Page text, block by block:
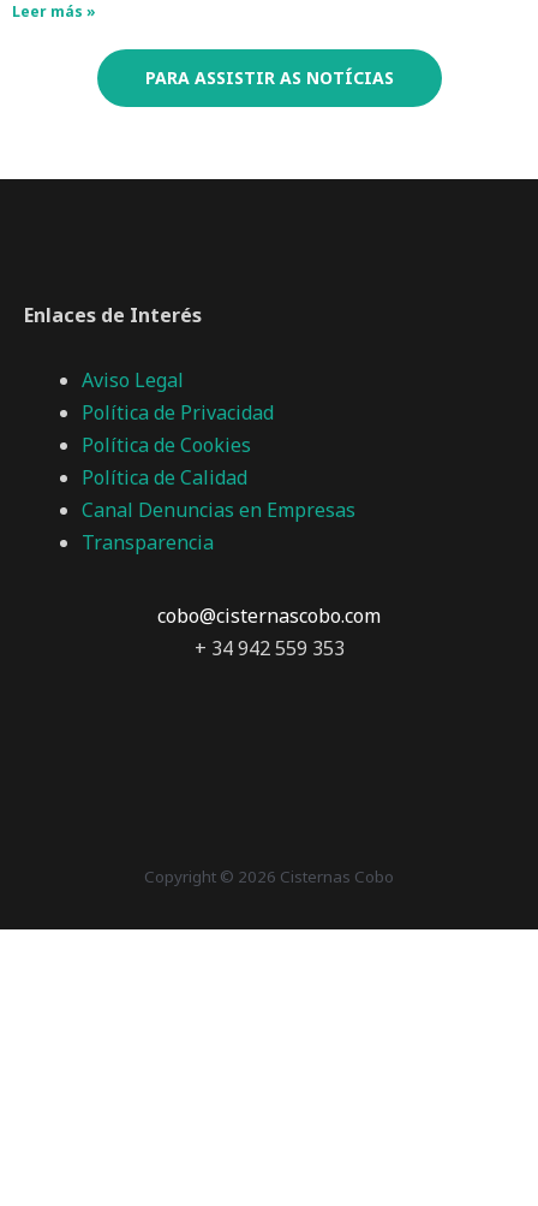
Leer más »
PARA ASSISTIR AS NOTÍCIAS
Enlaces de Interés
Aviso Legal
Política de Privacidad
Política de Cookies
Política de Calidad
Canal Denuncias en Empresas
Transparencia
cobo@cisternascobo.com
+ 34 942 559 353
Copyright © 2026 Cisternas Cobo